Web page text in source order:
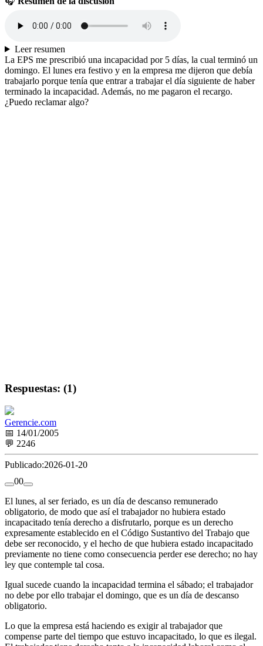
Leer resumen
La EPS me prescribió una incapacidad por 5 días, la cual terminó un
domingo. El lunes era festivo y en la empresa me dijeron que debía
trabajarlo porque tenía que entrar a trabajar el día siguiente de haber
terminado la incapacidad. Además, no me pagaron el recargo.
¿Puedo reclamar algo?
Respuestas: (1)
Gerencie.com
📅 14/01/2005
💬 2246
Publicado:2026-01-20
00
El lunes, al ser feriado, es un día de descanso remunerado
obligatorio, de modo que así el trabajador no hubiera estado
incapacitado tenía derecho a disfrutarlo, porque es un derecho
expresamente establecido en el Código Sustantivo del Trabajo que
debe ser reconocido, y el hecho de que hubiera estado incapacitado
previamente no tiene como consecuencia perder ese derecho; no hay
ley que contemple tal cosa.
Igual sucede cuando la incapacidad termina el sábado; el trabajador
no debe por ello trabajar el domingo, que es un día de descanso
obligatorio.
Lo que la empresa está haciendo es exigir al trabajador que
compense parte del tiempo que estuvo incapacitado, lo que es ilegal.